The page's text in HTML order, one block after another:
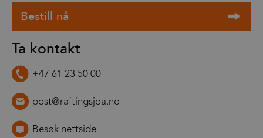
Ta kontakt
+47 61 23 50 00
post@raftingsjoa.no
Besøk nettside